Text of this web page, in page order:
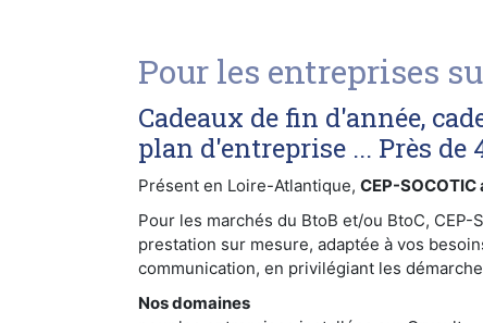
Pour les entreprises
Cadeaux de fin d'année,
plan d'entreprise ... Près de
Présent en Loire-Atlantique, CEP-
Pour les marchés du BtoB et/ou BtoC, CEP-
prestation sur mesure, adaptée à vos
communication, en privilégiant les
Nos domaines